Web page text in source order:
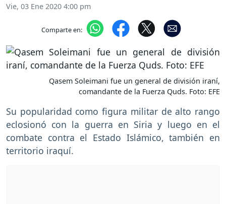
Vie, 03 Ene 2020 4:00 pm
Comparte en:
Qasem Soleimani fue un general de división iraní,
comandante de la Fuerza Quds. Foto: EFE
Su popularidad como figura militar de alto rango
eclosionó con la guerra en Siria y luego en el
combate contra el Estado Islámico, también en
territorio iraquí.